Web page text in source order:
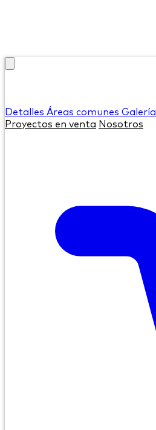
Detalles Áreas comunes Galería
Proyectos en venta Nosotros